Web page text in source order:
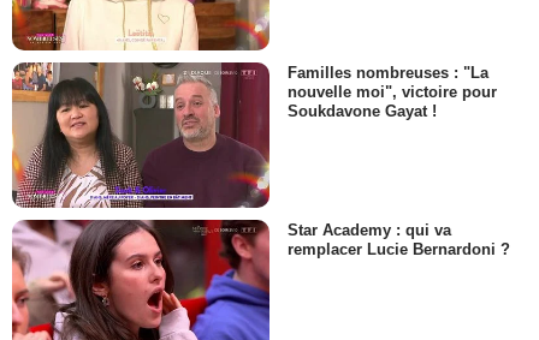
Familles nombreuses : "La
nouvelle moi", victoire pour
Soukdavone Gayat !
Star Academy : qui va
remplacer Lucie Bernardoni ?